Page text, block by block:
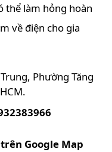
thể làm hỏng hoàn
về điện cho gia
Phường Tăng
Google Map